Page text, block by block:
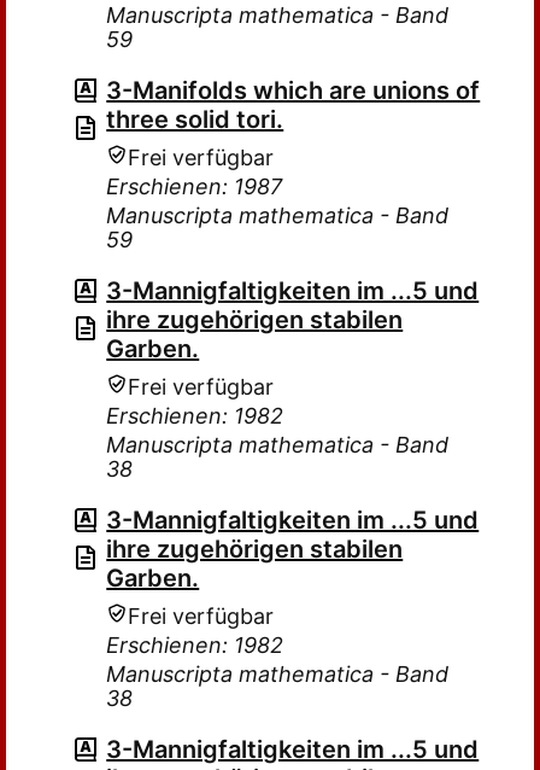
Manuscripta mathematica - Band
59
3-Manifolds which are unions of
three solid tori.
Frei verfügbar
Erschienen: 1987
Manuscripta mathematica - Band
59
3-Mannigfaltigkeiten im ...5 und
ihre zugehörigen stabilen
Garben.
Frei verfügbar
Erschienen: 1982
Manuscripta mathematica - Band
38
3-Mannigfaltigkeiten im ...5 und
ihre zugehörigen stabilen
Garben.
Frei verfügbar
Erschienen: 1982
Manuscripta mathematica - Band
38
3-Mannigfaltigkeiten im ...5 und